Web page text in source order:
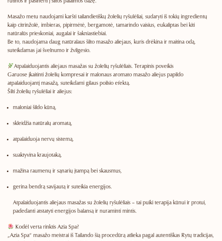
rutinos ir pasinerti į šiltos palaimos oazę.
Masažo metu naudojami karšti tailandietiškų žolelių ryšulėliai, sudaryti iš tokių ingredientų
kaip citrinžolė, imbieras, pipirmėtė, bergamotė, tamarindo vaisius, eukaliptas bei kiti
natūralūs prieskoniai, augalai ir šakniastiebiai.
Be to, naudojama daug natūralaus šilto masažo aliejaus, kuris drėkina ir maitina odą,
suteikdamas jai švelnumo ir žvilgesio.
Atpalaiduojantis aliejaus masažas su žolelių ryšulėliais.
Terapinis poveikis
Garuose įkaitinti žolelių kompresai ir malonaus aromato masažo aliejus papildo
atpalaiduojantį masažą, suteikdami gilaus poilsio efektą.
Šilti žolelių ryšulėliai ir aliejus:
maloniai šildo kūną,
skleidžia natūralų aromatą,
atpalaiduoja nervų sistemą,
suaktyvina kraujotaką,
mažina raumenų ir sąnarių įtampą bei skausmus,
gerina bendrą savijautą ir suteikia energijos.
Atpalaiduojantis aliejaus masažas su žolelių ryšulėliais – tai puiki terapija kūnui ir protui,
padedanti atstatyti energijos balansą ir nuraminti mintis.
Kodėl verta rinktis Azia Spa?
„Azia Spa“ masažo meistrai iš Tailando šią procedūrą atlieka pagal autentiškas Rytų tradicijas,